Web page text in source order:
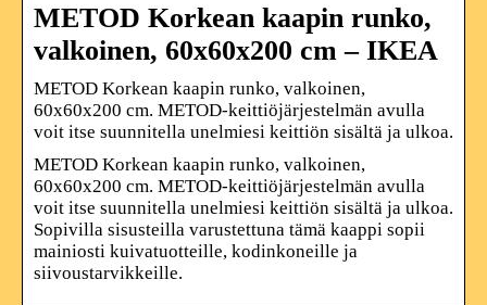
METOD Korkean kaapin runko,
valkoinen, 60x60x200 cm – IKEA
METOD Korkean kaapin runko, valkoinen,
60x60x200 cm. METOD-keittiöjärjestelmän avulla
voit itse suunnitella unelmiesi keittiön sisältä ja ulkoa.
METOD Korkean kaapin runko, valkoinen,
60x60x200 cm. METOD-keittiöjärjestelmän avulla
voit itse suunnitella unelmiesi keittiön sisältä ja ulkoa.
Sopivilla sisusteilla varustettuna tämä kaappi sopii
mainiosti kuivatuotteille, kodinkoneille ja
siivoustarvikkeille.